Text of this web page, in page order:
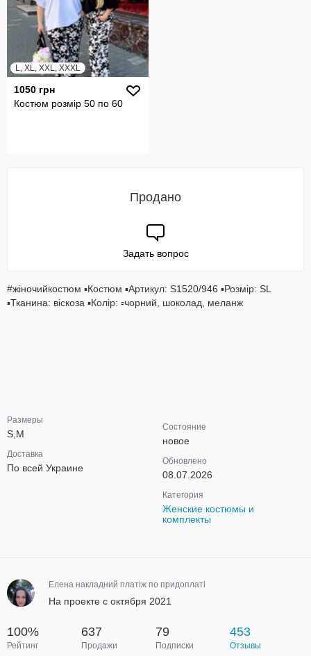
L, XL, XXL, XXXL
1050 грн
Костюм розмір 50 по 60
Продано
Задать вопрос
#жіночийкостюм ▪️Костюм ▪️Артикул: S1520/946 ▪️Розмiр: SL
▪️Тканина: віскоза ▪️Колір: ▫️чорний, шоколад, меланж
Размеры
S,M
Доставка
По всей Украине
Состояние
новое
Обновлено
08.07.2026
Категория
Женские костюмы и
комплекты
Елена накладний платіж по придоплаті
На проекте с октября 2021
100%
Рейтинг
637
Продажи
79
Подписки
453
Отзывы